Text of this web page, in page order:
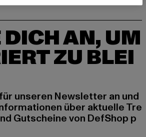
AN, UM
ZU BLEI
unseren Newsletter an und
über aktuelle Tre
Gutscheine von DefShop p